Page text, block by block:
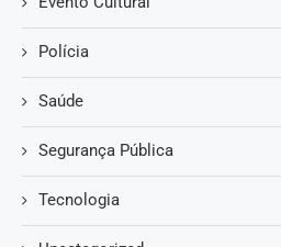
Polícia
Saúde
Segurança Pública
Tecnologia